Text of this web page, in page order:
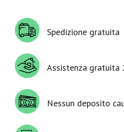
Spedizione gratuita
Assistenza gratuita
Nessun deposito